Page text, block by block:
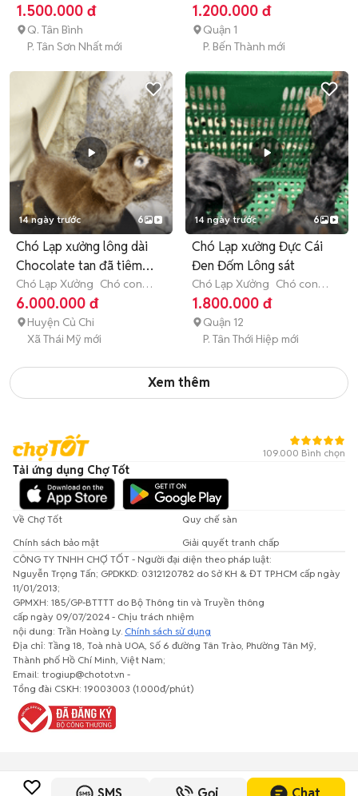
(dưới 3 tháng tuổi)
1.500.000 đ
Q. Tân Bình
P. Tân Sơn Nhất mới
(dưới 3 tháng tuổi)
1.200.000 đ
Quận 1
P. Bến Thành mới
14 ngày trước 6
Chó Lạp xưởng lông dài
Chocolate tan đã tiêm
ngừa
Chó Lạp Xưởng Chó con
(dưới 3 tháng tuổi)
6.000.000 đ
Huyện Củ Chi
Xã Thái Mỹ mới
14 ngày trước 6
Chó Lạp xưởng Đực Cái
Đen Đốm Lông sát
Chó Lạp Xưởng Chó con
(dưới 3 tháng tuổi)
1.800.000 đ
Quận 12
P. Tân Thới Hiệp mới
Xem thêm
109.000 Bình chọn
Tải ứng dụng Chợ Tốt
Về Chợ Tốt
Quy chế sàn
Chính sách bảo mật
Giải quyết tranh chấp
CÔNG TY TNHH CHỢ TỐT - Người đại diện theo pháp luật:
Nguyễn Trọng Tấn; GPDKKD: 0312120782 do Sở KH & ĐT TP.HCM cấp ngày
11/01/2013;
GPMXH: 185/GP-BTTTT do Bộ Thông tin và Truyền thông
cấp ngày 09/07/2024 - Chịu trách nhiệm
nội dung: Trần Hoàng Ly. Chính sách sử dụng
Địa chỉ: Tầng 18, Toà nhà UOA, Số 6 đường Tân Trào, Phường Tân Mỹ,
Thành phố Hồ Chí Minh, Việt Nam;
Email: trogiup@chotot.vn -
Tổng đài CSKH: 19003003 (1.000đ/phút)